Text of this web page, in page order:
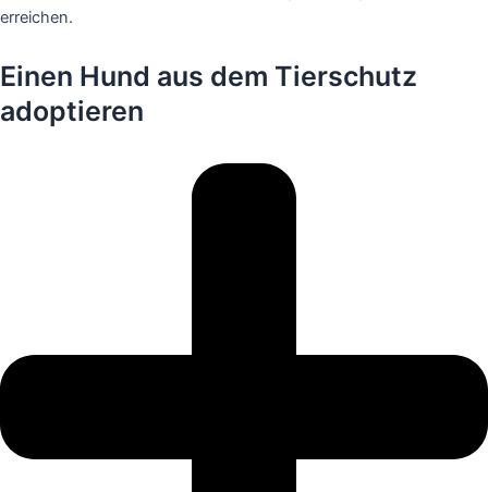
erreichen.
Einen Hund aus dem Tierschutz
adoptieren